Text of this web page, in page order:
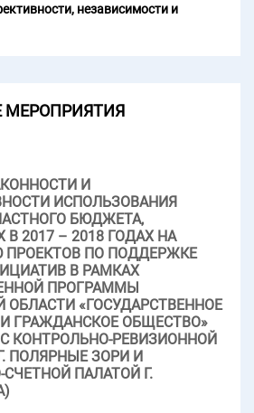
независимости и
МЕРОПРИЯТИЯ
И
ИСПОЛЬЗОВАНИЯ
БЮДЖЕТА,
2017 – 2018 ГОДАХ НА
ПРОЕКТОВ ПО ПОДДЕРЖКЕ
В РАМКАХ
ПРОГРАММЫ
«ГОСУДАРСТВЕННОЕ
ГРАЖДАНСКОЕ ОБЩЕСТВО»
КОНТРОЛЬНО-РЕВИЗИОННОЙ
ПОЛЯРНЫЕ ЗОРИ И
ПАЛАТОЙ Г.